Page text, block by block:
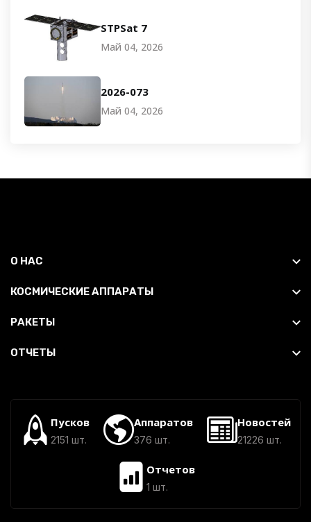
STPSat 7
Май 04, 2026
2026-073
Май 04, 2026
О НАС
КОСМИЧЕСКИЕ АППАРАТЫ
РАКЕТЫ
ОТЧЕТЫ
Пусков
2151 шт.
Аппаратов
376 шт.
Новостей
21226 шт.
Отчетов
1 шт.